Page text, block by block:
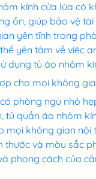
kính cửa lùa có
ồn, giúp bảo vệ tài
yên tĩnh trong
yên tâm về việc
dụng tủ áo nhôm
cho mọi không
phòng ngủ nhỏ
tủ quần áo nhôm
mọi không gian nội
thước và màu sắc
phong cách của